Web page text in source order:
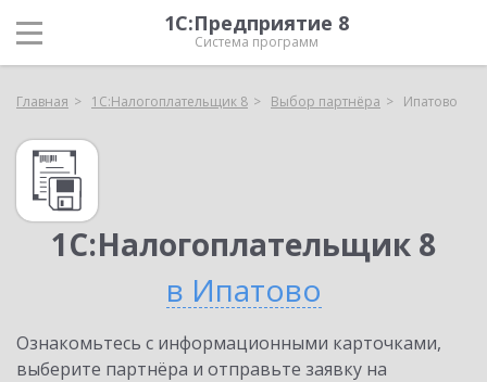
1С:Предприятие 8
Система программ
Главная 1С:Налогоплательщик 8 Выбор партнёра Ипатово
1С:Налогоплательщик 8
в Ипатово
Ознакомьтесь с информационными карточками,
выберите партнёра и отправьте заявку на